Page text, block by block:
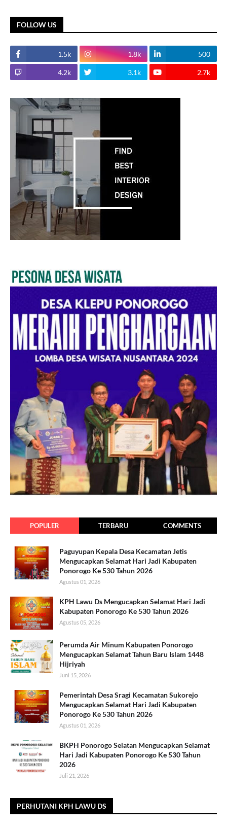
FOLLOW US
1.5k 1.8k 500
4.2k 3.1k 2.7k
POPULER TERBARU COMMENTS
Paguyupan Kepala Desa Kecamatan Jetis
Mengucapkan Selamat Hari Jadi Kabupaten
Ponorogo Ke 530 Tahun 2026
Agustus 01, 2026
KPH Lawu Ds Mengucapkan Selamat Hari Jadi
Kabupaten Ponorogo Ke 530 Tahun 2026
Agustus 05, 2026
Perumda Air Minum Kabupaten Ponorogo
Mengucapkan Selamat Tahun Baru Islam 1448
Hijriyah
Juni 15, 2026
Pemerintah Desa Sragi Kecamatan Sukorejo
Mengucapkan Selamat Hari Jadi Kabupaten
Ponorogo Ke 530 Tahun 2026
Agustus 01, 2026
BKPH Ponorogo Selatan Mengucapkan Selamat
Hari Jadi Kabupaten Ponorogo Ke 530 Tahun
2026
Juli 21, 2026
PERHUTANI KPH LAWU DS